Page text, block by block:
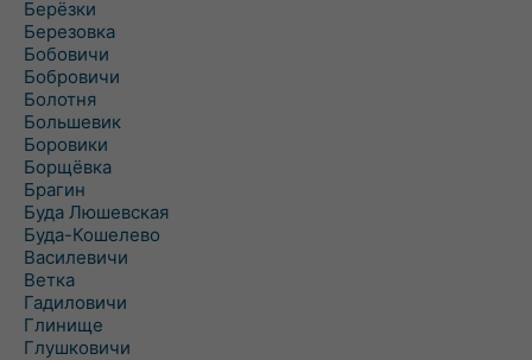
Берёзки
Березовка
Бобовичи
Бобровичи
Болотня
Большевик
Боровики
Борщёвка
Брагин
Буда Люшевская
Буда-Кошелево
Василевичи
Ветка
Гадиловичи
Глинище
Глушковичи